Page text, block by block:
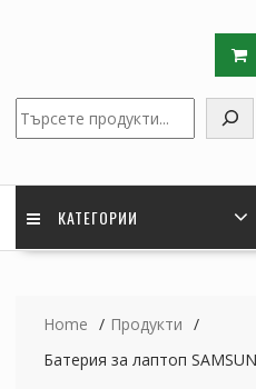
КАТЕГОРИИ
Home
Продукти
Батерия за лаптоп